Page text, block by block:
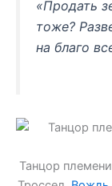
«Продать
тоже?
на благо
Танцор